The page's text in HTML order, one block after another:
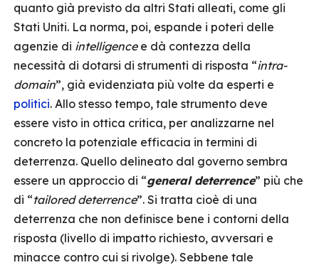
quanto già previsto da altri Stati alleati, come gli
Stati Uniti. La norma, poi, espande i poteri delle
agenzie di intelligencee dà contezza della
necessità di dotarsi di strumenti di risposta “intra-
domain”, già evidenziata più volte da esperti e
politici. Allo stesso tempo, tale strumento deve
essere visto in ottica critica, per analizzarne nel
concreto la potenziale efficacia in termini di
deterrenza. Quello delineato dal governo sembra
essere un approccio di “general deterrence” più che
di “tailored deterrence”. Si tratta cioè di una
deterrenza che non definisce bene i contorni della
risposta (livello di impatto richiesto, avversari e
minacce contro cui si rivolge). Sebbene tale